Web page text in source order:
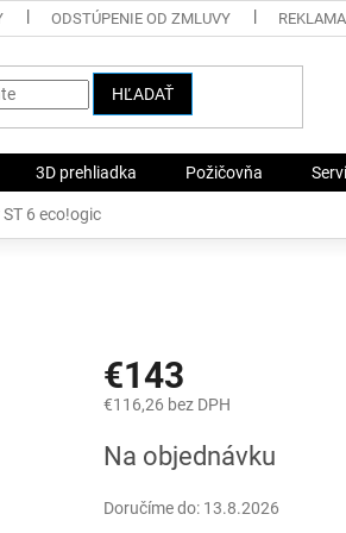
ODSTÚPENIE OD ZMLUVY
HĽADAŤ
3D prehliadka Požičovňa
6 eco!ogic
€143
€116,26 bez DPH
cena:
Na objednávku
Doručíme do: 13.8.2026